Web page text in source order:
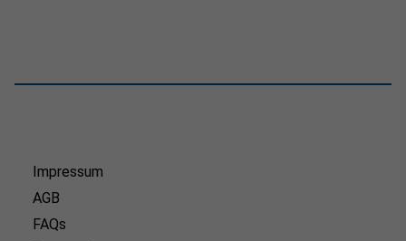
Impressum
AGB
FAQs